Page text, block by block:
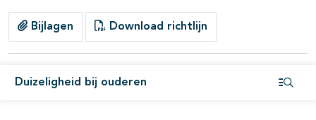
Bijlagen Download richtlijn
Duizeligheid bij ouderen